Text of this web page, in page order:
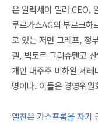
은 알렉세이 밀러 CEO,
루르가스AG의 부르크하
로 있는 저먼 그레프, 정
펠, 빅토르 크리슈텐코
개인 대주주 미하일 세
명이다. 이들은 경영위
옐친은 가스프롬을 자기